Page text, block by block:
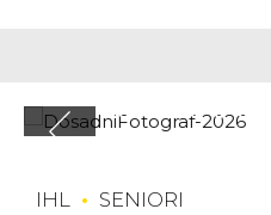
IHL SENIORI